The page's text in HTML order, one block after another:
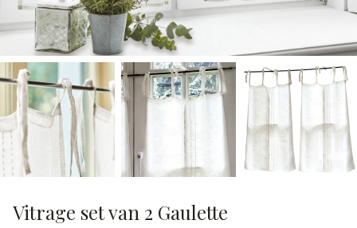
Vitrage set van 2 Gaulette